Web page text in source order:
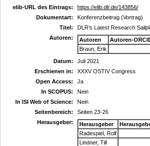
elib-URL des Eintrags:
https://elib.dlr.de/143856/
Dokumentart:
Konferenzbeitrag (Vortrag)
Titel:
DLR's Latest Research
Autoren:
Autoren
Autoren-
Braun, Erik
Datum:
Juli 2021
Erschienen in:
XXXV OSTIV Congress
Open Access:
Ja
In SCOPUS:
Nein
In ISI Web of Science:
Nein
Seitenbereich:
Seiten 23-26
Herausgeber:
Herausgeber
Radespiel, Rolf
Lindner, Till